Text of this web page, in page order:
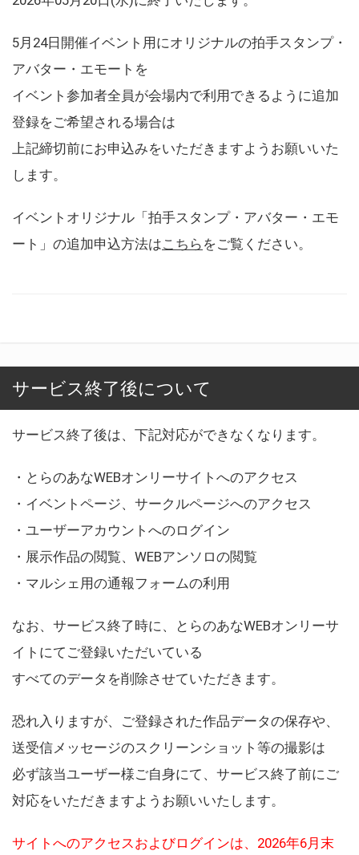
5月24日開催イベント用にオリジナルの拍手スタンプ・
アバター・エモートを
イベント参加者全員が会場内で利用できるように追加
登録をご希望される場合は
上記締切前にお申込みをいただきますようお願いいた
します。
イベントオリジナル「拍手スタンプ・アバター・エモ
ート」の追加申込方法はこちら をご覧ください。
サービス終了後について
サービス終了後は、下記対応ができなくなります。
・とらのあなWEBオンリーサイトへのアクセス
・イベントページ、サークルページへのアクセス
・ユーザーアカウントへのログイン
・展示作品の閲覧、WEBアンソロの閲覧
・マルシェ用の通報フォームの利用
なお、サービス終了時に、とらのあなWEBオンリーサ
イトにてご登録いただいている
すべてのデータを削除させていただきます。
恐れ入りますが、ご登録された作品データの保存や、
送受信メッセージのスクリーンショット等の撮影は
必ず該当ユーザー様ご自身にて、サービス終了前にご
対応をいただきますようお願いいたします。
サイトへのアクセスおよびログインは、2026年6月末